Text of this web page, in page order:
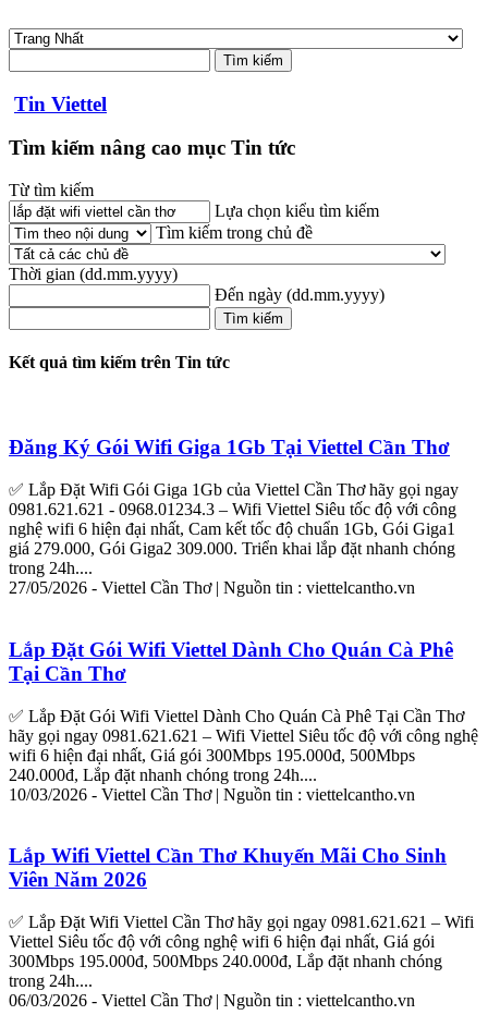
Tin Viettel
Tìm kiếm nâng cao mục Tin tức
Từ tìm kiếm
Lựa chọn kiểu tìm kiếm
Tìm kiếm trong chủ đề
Thời gian (dd.mm.yyyy)
Đến ngày (dd.mm.yyyy)
Kết quả tìm kiếm trên Tin tức
Đăng Ký Gói Wifi Giga 1Gb Tại Viettel Cần Thơ
✅ Lắp Đặt Wifi Gói Giga 1Gb của Viettel Cần Thơhãy gọi ngay
0981.621.621 - 0968.01234.3 – Wifi Viettel Siêu tốc độ với công
nghệ wifi 6 hiện đại nhất, Cam kết tốc độ chuẩn 1Gb, Gói Giga1
giá 279.000, Gói Giga2 309.000. Triển khai lắp đặt nhanh chóng
trong 24h....
27/05/2026 - Viettel Cần Thơ| Nguồn tin : viettelcantho.vn
Lắp Đặt Gói Wifi Viettel Dành Cho Quán Cà Phê
Tại Cần Thơ
✅ Lắp Đặt Gói Wifi Viettel Dành Cho Quán Cà Phê Tại Cần Thơ
hãy gọi ngay 0981.621.621 – Wifi Viettel Siêu tốc độ với công nghệ
wifi 6 hiện đại nhất, Giá gói 300Mbps 195.000đ, 500Mbps
240.000đ, Lắp đặt nhanh chóng trong 24h....
10/03/2026 - Viettel Cần Thơ| Nguồn tin : viettelcantho.vn
Lắp Wifi Viettel Cần Thơ Khuyến Mãi Cho Sinh
Viên Năm 2026
✅ Lắp Đặt Wifi Viettel Cần Thơhãy gọi ngay 0981.621.621 – Wifi
Viettel Siêu tốc độ với công nghệ wifi 6 hiện đại nhất, Giá gói
300Mbps 195.000đ, 500Mbps 240.000đ, Lắp đặt nhanh chóng
trong 24h....
06/03/2026 - Viettel Cần Thơ| Nguồn tin : viettelcantho.vn